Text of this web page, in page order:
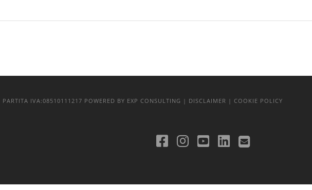
PARTITA IVA:08510111217 POWERED BY EXP CONSULTING | DISCLAIMER | COOKIE POLICY